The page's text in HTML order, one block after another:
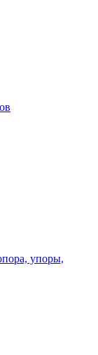
упоры,